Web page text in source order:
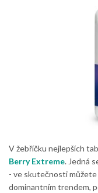
V žebříčku nejlepších
Berry Extreme. Jedná
- ve skutečnosti
dominantním trendem,